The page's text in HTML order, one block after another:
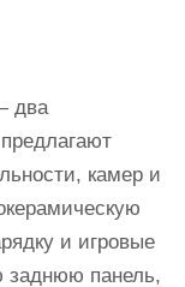
два
камер и
и игровые
заднюю панель,